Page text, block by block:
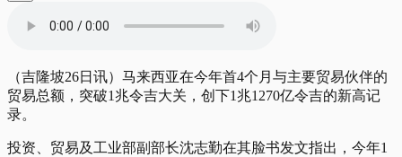
（吉隆坡26日讯）马来西亚在今年首4个月与主要贸易伙伴的
贸易总额，突破1兆令吉大关，创下1兆1270亿令吉的新高记
录。
投资、贸易及工业部副部长沈志勤在其脸书发文指出，今年1